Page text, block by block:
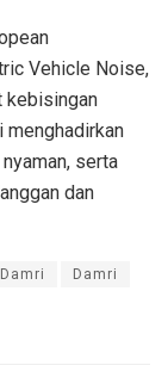
Vehicle Noise,
kebisingan
menghadirkan
serta
dan
Damri